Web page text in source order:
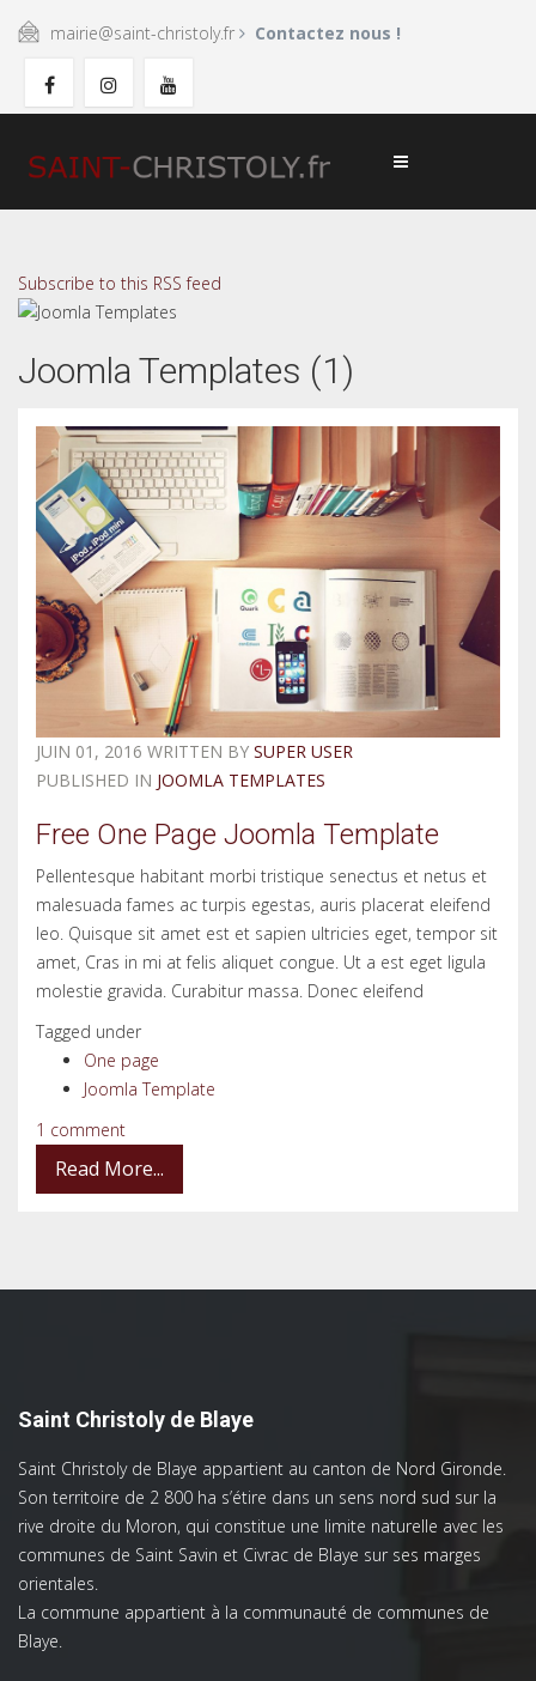
mairie@saint-christoly.fr Contactez nous !
Subscribe to this RSS feed
Joomla Templates (1)
JUIN 01, 2016 WRITTEN BY SUPER USER
PUBLISHED IN JOOMLA TEMPLATES
Free One Page Joomla Template
Pellentesque habitant morbi tristique senectus et netus et
malesuada fames ac turpis egestas, auris placerat eleifend
leo. Quisque sit amet est et sapien ultricies eget, tempor sit
amet, Cras in mi at felis aliquet congue. Ut a est eget ligula
molestie gravida. Curabitur massa. Donec eleifend
Tagged under
One page
Joomla Template
1 comment
Read More...
Saint Christoly de Blaye
Saint Christoly de Blaye appartient au canton de Nord Gironde.
Son territoire de 2 800 ha s’étire dans un sens nord sud sur la
rive droite du Moron, qui constitue une limite naturelle avec les
communes de Saint Savin et Civrac de Blaye sur ses marges
orientales.
La commune appartient à la communauté de communes de
Blaye.